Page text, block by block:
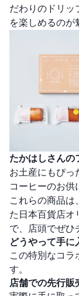
だわりのドリッ
を楽しめるのが
たかはしさんの
お土産にもぴっ
コーヒーのお供
これらの商品は
た日本百貨店オ
で、店頭でぜひ
どうやって手に
この特別なコラ
す。
店舗での先行販